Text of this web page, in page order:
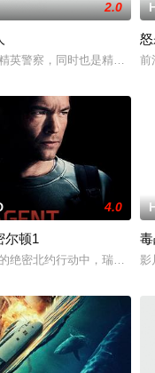
亦遭屠戮。她举枪聚义，
2.0
英警察，同时也是精灵猎手前
我毁灭的状态。然而，
4.0
尔顿1
绝密北约行动中，瑞典攻击影